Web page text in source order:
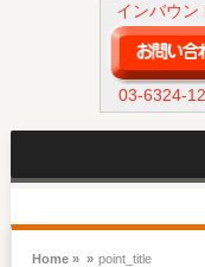
インバウン
03-6324-
Home » » point_title